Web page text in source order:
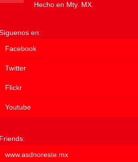
Hecho en Mty. MX.
en:
Facebook
Twitter
Flickr
Youtube
www.asdnoreste.mx